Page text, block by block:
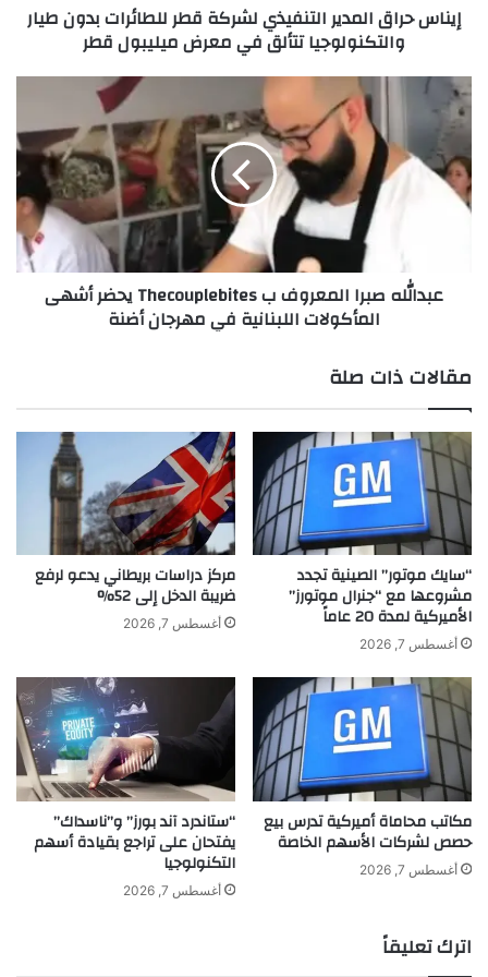
لمشاهدة الفيديو:
https://www.instagram.com/p/CMKJgkXAdZx/?
igshid=1m527ltnqb064
main
د
ي
ل
ت
ر
ك
ة
ق
ط
ر
ل
ط
ا
ئ
ر
ت
د
و
ن
ط
ي
ا
ر
ت
إيناس حراق المدير التنفيذي لشركة قطر للطائرات بدون طيار
والتكنولوجيا تتألق في معرض ميليبول قطر
ع
د
ا
ل
ل
م
ع
ر
و
ف
ب
T
h
e
c
o
u
l
e
b
i
e
s
ي
ح
ش
عبدالله صبرا المعروف ب Thecouplebites يحضر أشهى
المأكولات اللبنانية في مهرجان أضنة
مقالات ذات صلة
“سايك موتور” الصينية تجدد
مشروعها مع “جنرال موتورز”
الأميركية لمدة 20 عاماً
أغسطس 7, 2026
مركز دراسات بريطاني يدعو لرفع
ضريبة الدخل إلى 52%
أغسطس 7, 2026
مكاتب محاماة أميركية تدرس بيع
حصص لشركات الأسهم الخاصة
أغسطس 7, 2026
“ستاندرد آند بورز” و”ناسداك”
يفتحان على تراجع بقيادة أسهم
التكنولوجيا
أغسطس 7, 2026
اترك تعليقاً